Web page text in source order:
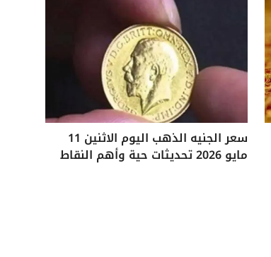
سعر الجنيه الذهب اليوم الاثنين 11
مايو 2026 تحديثات حية وأهم النقاط